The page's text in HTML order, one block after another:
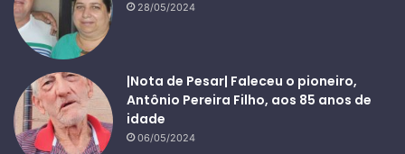
28/05/2024
|Nota de Pesar| Faleceu o pioneiro,
Antônio Pereira Filho, aos 85 anos de
idade
06/05/2024